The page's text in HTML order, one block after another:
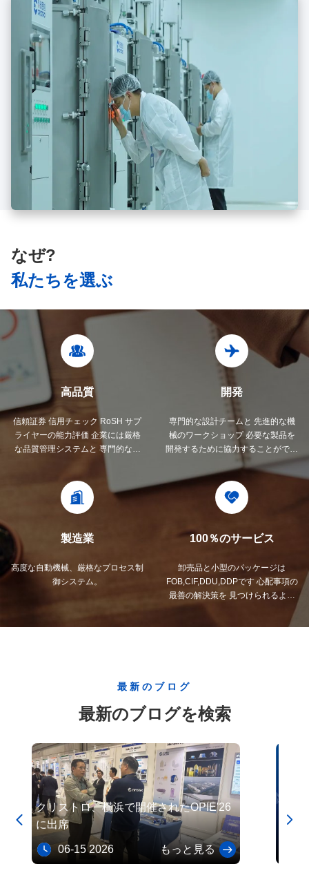
なぜ?
私たちを選ぶ
高品質
信頼証券 信用チェック RoSH サプ
ライヤーの能力評価 企業には厳格
な品質管理システムと 専門的なテ
開発
専門的な設計チームと 先進的な機
械のワークショップ 必要な製品を
開発するために協力することができ
ます.
製造業
高度な自動機械、厳格なプロセス制
御システム。
100％のサービス
卸売品と小型のパッケージは
FOB,CIF,DDU,DDPです 心配事項の
最善の解決策を 見つけられるよう
最新のブログ
最新のブログを検索
クリストロ、横浜で開催されたOPIE'26
に出席
06-15 2026 もっと見る
 